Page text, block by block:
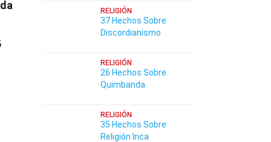
RELIGIÓN
37 Hechos Sobre
Discordianismo
RELIGIÓN
26 Hechos Sobre
Quimbanda
RELIGIÓN
35 Hechos Sobre
Religión Inca